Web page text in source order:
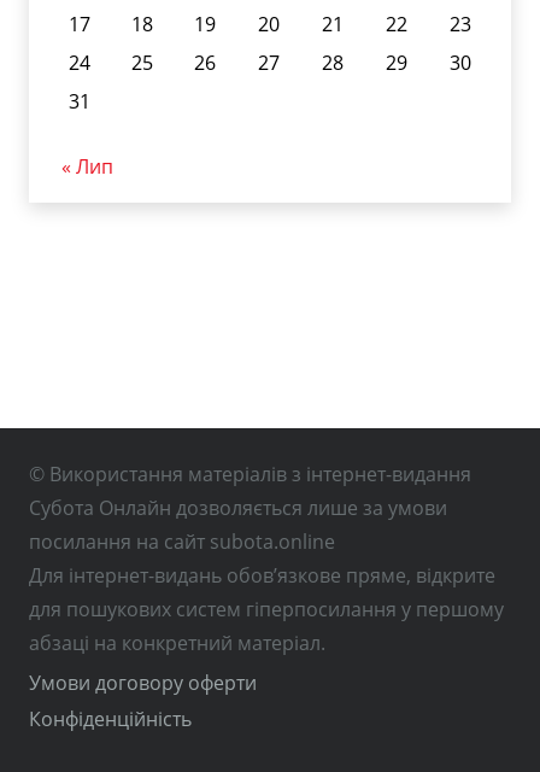
17
18 19 20 21 22
23
24
25 26 27 28 29
30
31
« Лип
© Використання матеріалів з інтернет-видання
Субота Онлайн дозволяється лише за умови
посилання на сайт subota.online
Для інтернет-видань обов’язкове пряме, відкрите
для пошукових систем гіперпосилання у першому
абзаці на конкретний матеріал.
Умови договору оферти
Конфіденційність